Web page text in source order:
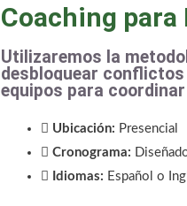
Coaching para
Utilizaremos la
desbloquear
equipos para
Ubicación: Presencial
Cronograma:
Idiomas: Español o